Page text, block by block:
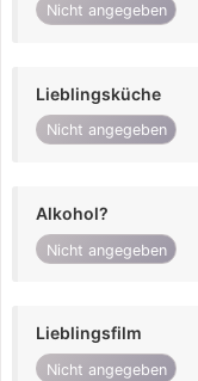
Nicht angegeben
Lieblingsküche
Nicht angegeben
Alkohol?
Nicht angegeben
Lieblingsfilm
Nicht angegeben